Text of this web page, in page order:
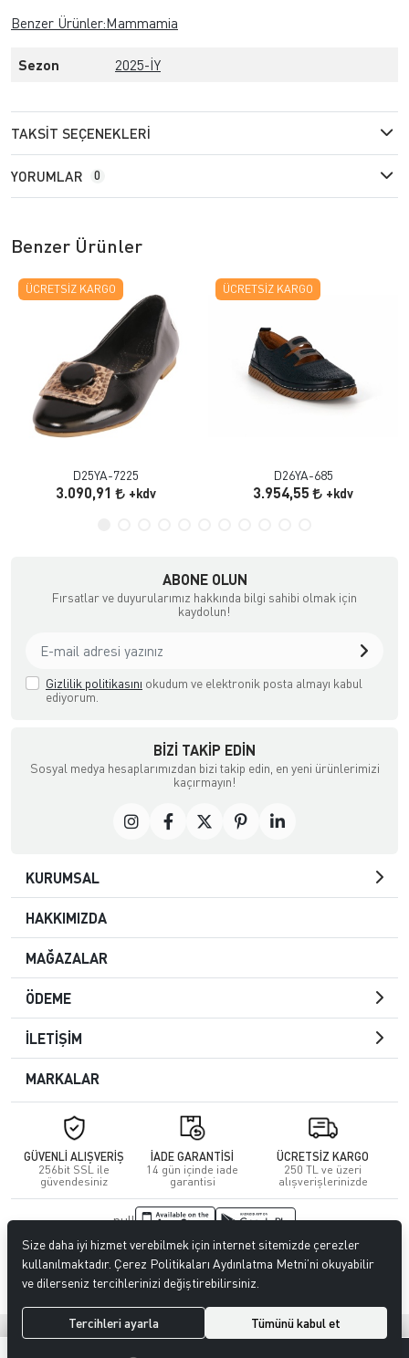
Benzer Ürünler:Mammamia
Sezon 2025-İY
TAKSIT SEÇENEKLERI
YORUMLAR 0
Benzer Ürünler
ÜCRETSIZ KARGO
D25YA-7225
3.090,91 +kdv
ÜCRETSIZ KARGO
D26YA-685
3.954,55 +kdv
ABONE OLUN
Fırsatlar ve duyurularımız hakkında bilgi sahibi olmak için
kaydolun!
Gizlilik politikasını okudum ve elektronik posta almayı kabul
ediyorum.
BIZI TAKIP EDIN
Sosyal medya hesaplarımızdan bizi takip edin, en yeni ürünlerimizi
kaçırmayın!
KURUMSAL
HAKKIMIZDA
MAĞAZALAR
ÖDEME
İLETİŞİM
MARKALAR
GÜVENLİ ALIŞVERİŞ
256bit SSL ile
güvendesiniz
İADE GARANTİSİ
14 gün içinde iade
garantisi
ÜCRETSİZ KARGO
250 TL ve üzeri
alışverişlerinizde
null
© 2023CENGİZ DERİ. Tüm hakları saklıdır.
Hipotenüs ®Yeni Nesil E-Ticaret Sistemleri ile Hazırlanmıştır.
Size daha iyi hizmet verebilmek için internet sitemizde çerezler
kullanılmaktadır. Çerez Politikaları Aydınlatma Metni’ni okuyabilir
ve dilerseniz tercihlerinizi değiştirebilirsiniz.
Tercihleri ayarla Tümünü kabul et